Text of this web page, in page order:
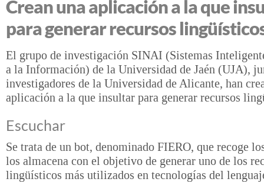
Crean una aplicación a la que
para generar recursos
El grupo de investigación SINAI (Sistemas
a la Información) de la Universidad de Jaén (UJA),
investigadores de la Universidad de Alicante, han
aplicación a la que insultar para generar recursos
Escuchar
Se trata de un bot, denominado FIERO, que recoge
los almacena con el objetivo de generar uno de los
lingüísticos más utilizados en tecnologías del